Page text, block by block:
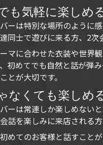
も気軽に楽しめ
ーは特別な場所のように
同士で遊びに来る方、2次
マに合わせた衣装や世界
初めてでも自然と話が弾
とが大切です。
なくても楽しめ
ーは常連しか楽しめない
話を楽しみに来店される方
めてのお客様と話すこと